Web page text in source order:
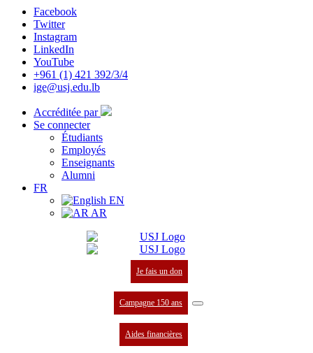
Facebook
Twitter
Instagram
LinkedIn
YouTube
+961 (1) 421 392/3/4
ige@usj.edu.lb
Accréditée par
Se connecter
Étudiants
Employés
Enseignants
Alumni
FR
EN
AR
Je fais un don
Campagne 150 ans
Aides financières